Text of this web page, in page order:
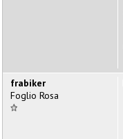
frabiker
Foglio Rosa